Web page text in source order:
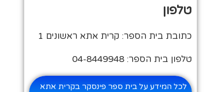
טלפון
כתובת בית הספר: קרית אתא ראשונים 1
טלפון בית הספר: 04-8449948
לכל המידע על בית ספר פינסקר בקרית אתא